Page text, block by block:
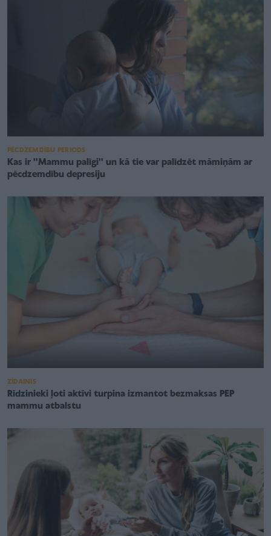
PĒCDZEMDĪBU PERIODS
Kas ir ''Mammu palīgi'' un kā tie var palīdzēt māmiņām ar
pēcdzemdību depresiju
ZĪDAINIS
Rīdzinieki ļoti aktīvi turpina izmantot bezmaksas PEP
mammu atbalstu